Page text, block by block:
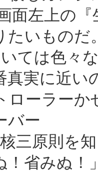
面左上の
たいものだ
ては色々
真実に近
ローラー
バー
三原則を
！省みぬ！